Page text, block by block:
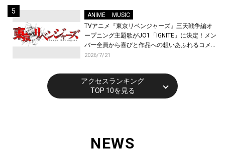
ANIME
MUSIC
TVアニメ『東京リベンジャーズ』三天戦争編オ
ープニング主題歌がJO1「IGNITE」に決定！メン
バー全員から喜びと作品への想いあふれるコメン
トが到着！9月に東京・大阪で先行上映会を開
2026/7/21
アクセスランキング
TOP 10を見る
NEWS